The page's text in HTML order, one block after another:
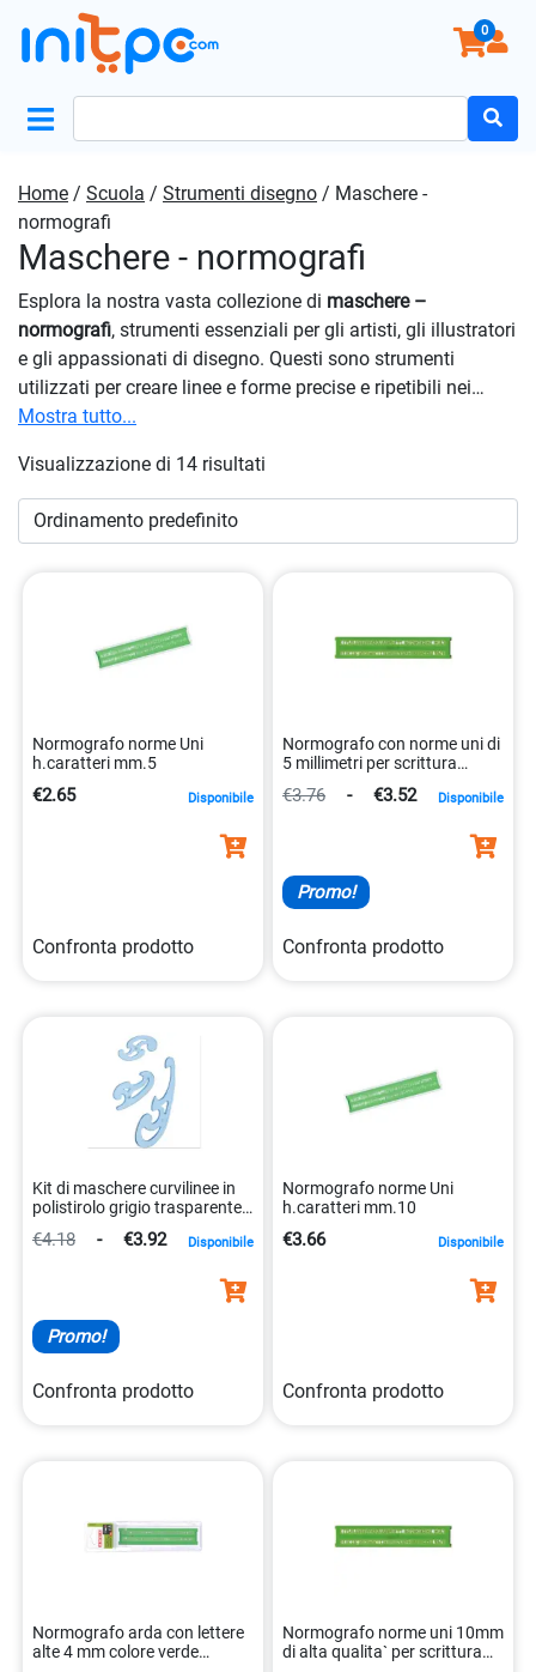
0
Home / Scuola / Strumenti disegno / Maschere -
normografi
Maschere - normografi
Esplora la nostra vasta collezione di maschere –
normografi, strumenti essenziali per gli artisti, gli illustratori
e gli appassionati di disegno. Questi sono strumenti
utilizzati per creare linee e forme precise e ripetibili nei
disegni, rendendo il processo di creazione artistica più
normografi rettangolari e poligonali, troverai sicuramente lo
strumento perfetto per dare forma alla tua creatività. I
normografi sono realizzati con materiali di alta qualità,
esprimere la tua creatività in modo completo e dettagliato.
Esplora la nostra selezione
personalizzati!
Mostra tutto...
Visualizzazione di 14 risultati
Normografo norme Uni
h.caratteri mm.5
€2.65 Disponibile
Confronta prodotto
Normografo con norme uni di
5 millimetri per scrittura
€3.76 - €3.52 Disponibile
Promo!
Confronta prodotto
Kit di maschere curvilinee in
polistirolo grigio trasparente
€4.18 - €3.92 Disponibile
Promo!
Confronta prodotto
Normografo norme Uni
h.caratteri mm.10
€3.66 Disponibile
Confronta prodotto
Normografo arda con lettere
alte 4 mm colore verde
Normografo norme uni 10mm
di alta qualita` per scrittura